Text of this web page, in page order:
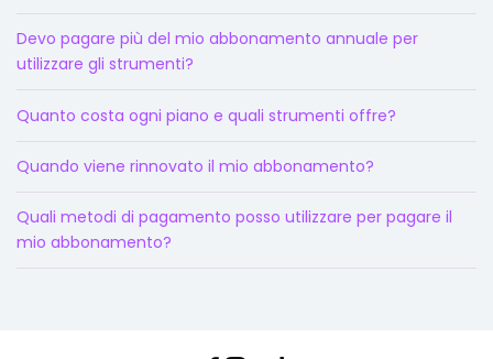
Devo pagare più del mio abbonamento annuale per
utilizzare gli strumenti?
Quanto costa ogni piano e quali strumenti offre?
Quando viene rinnovato il mio abbonamento?
Quali metodi di pagamento posso utilizzare per pagare il
mio abbonamento?